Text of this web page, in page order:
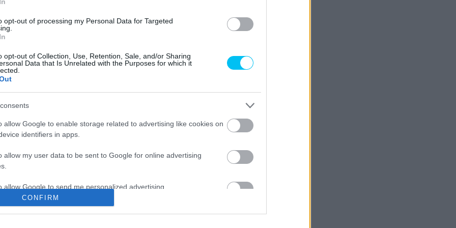
opt-out of processing my Personal Data for Targeted
opt-out of Collection, Use, Retention, Sale, and/or Sharing
Data that Is Unrelated with the Purposes for which it
allow Google to enable storage related to advertising like cookies on
identifiers in apps.
allow my user data to be sent to Google for online advertising
allow Google to send me personalized advertising.
CONFIRM
megérkezett a shakedown
Pestality Máté - 2026. 01. 30.
MotoGP
Négy keréken jobban megy: jeges
Rins
Sebők Máté